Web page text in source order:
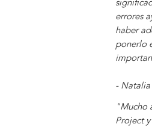
errores
haber
ponerlo
- Natalia
"Mucho
Project